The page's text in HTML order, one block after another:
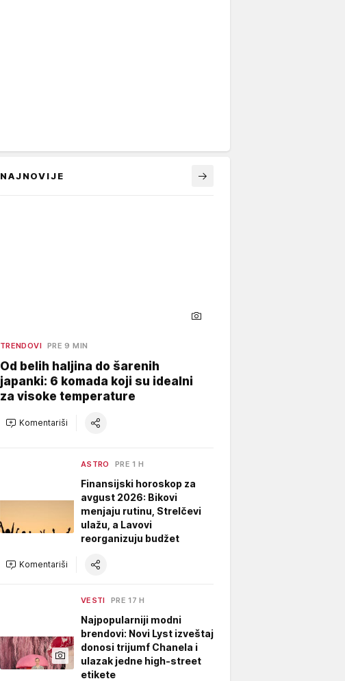
NAJNOVIJE
TRENDOVI PRE 9 MIN
Od belih haljina do šarenih
japanki: 6 komada koji su idealni
za visoke temperature
Komentariši
ASTRO PRE 1 H
Finansijski horoskop za
avgust 2026: Bikovi
menjaju rutinu, Strelčevi
ulažu, a Lavovi
reorganizuju budžet
Komentariši
VESTI PRE 17 H
Najpopularniji modni
brendovi: Novi Lyst izveštaj
donosi trijumf Chanela i
ulazak jedne high-street
etikete